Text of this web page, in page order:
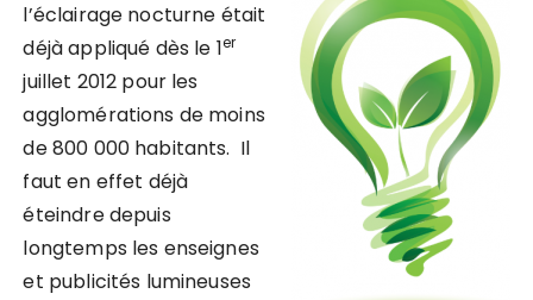
l’éclairage nocturne était
déjà appliqué dès le 1er
juillet 2012 pour les
agglomérations de moins
de 800 000 habitants. Il
faut en effet déjà
éteindre depuis
longtemps les enseignes
et publicités lumineuses